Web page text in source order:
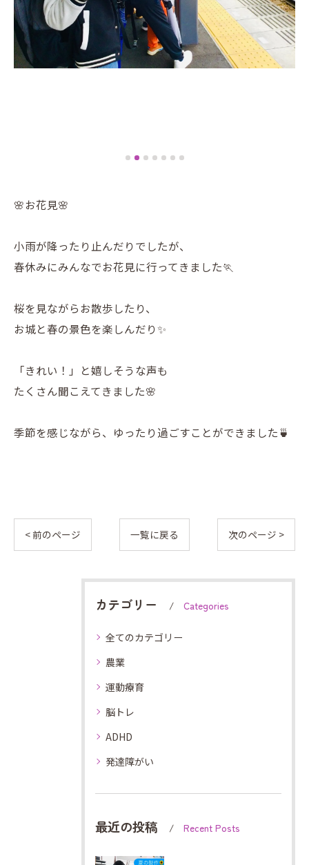
🌸お花見🌸
小雨が降ったり止んだりでしたが、
春休みにみんなでお花見に行ってきました🏃
桜を見ながらお散歩したり、
お城と春の景色を楽しんだり✨
「きれい！」と嬉しそうな声も
たくさん聞こえてきました🌸
季節を感じながら、ゆったり過ごすことができました🍵
< 前のページ 一覧に戻る 次のページ >
カテゴリー Categories
全てのカテゴリー
農業
運動療育
脳トレ
ADHD
発達障がい
最近の投稿 Recent Posts